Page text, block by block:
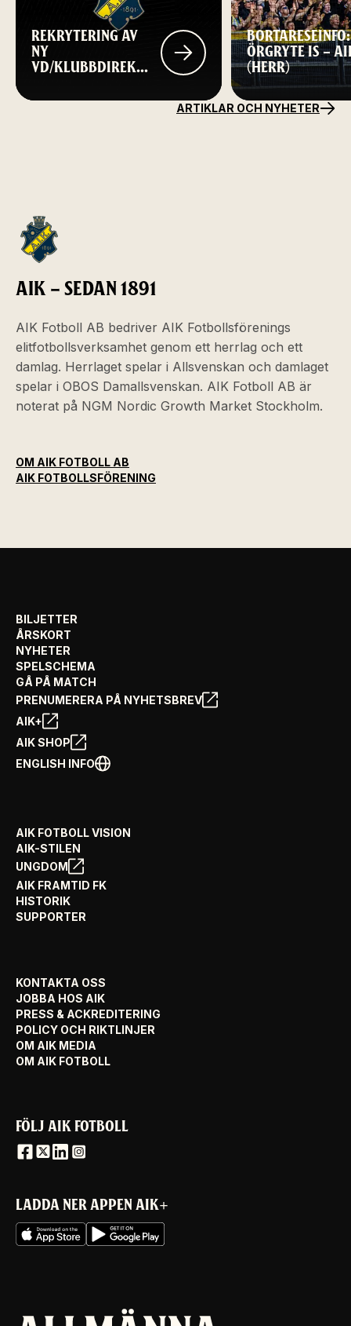
REKRYTERING AV
NY
VD/KLUBBDIREKTÖR
BORTARESEINFO:
ÖRGRYTE IS –
(HERR)
ARTIKLAR OCH NYHETER
AIK – SEDAN 1891
AIK Fotboll AB bedriver AIK Fotbollsförenings
elitfotbollsverksamhet genom ett herrlag och ett
damlag. Herrlaget spelar i Allsvenskan och damlaget
spelar i OBOS Damallsvenskan. AIK Fotboll AB är
noterat på NGM Nordic Growth Market Stockholm.
OM AIK FOTBOLL AB
AIK FOTBOLLSFÖRENING
BILJETTER
ÅRSKORT
NYHETER
SPELSCHEMA
GÅ PÅ MATCH
PRENUMERERA PÅ NYHETSBREV
AIK+
AIK SHOP
ENGLISH INFO
AIK FOTBOLL VISION
AIK-STILEN
UNGDOM
AIK FRAMTID FK
HISTORIK
SUPPORTER
KONTAKTA OSS
JOBBA HOS AIK
PRESS & ACKREDITERING
POLICY OCH RIKTLINJER
OM AIK MEDIA
OM AIK FOTBOLL
FÖLJ AIK FOTBOLL
LADDA NER APPEN AIK+